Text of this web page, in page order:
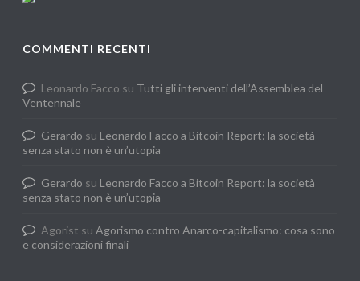
COMMENTI RECENTI
Leonardo Facco su Tutti gli interventi dell’Assemblea del
Ventennale
Gerardo su Leonardo Facco a Bitcoin Report: la società
senza stato non è un’utopia
Gerardo su Leonardo Facco a Bitcoin Report: la società
senza stato non è un’utopia
Agorist suAgorismo contro Anarco-capitalismo: cosa sono
e considerazioni finali